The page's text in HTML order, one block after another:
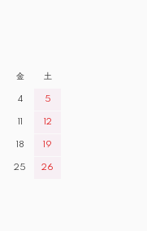
金 土
4 5
11 12
18 19
25 26